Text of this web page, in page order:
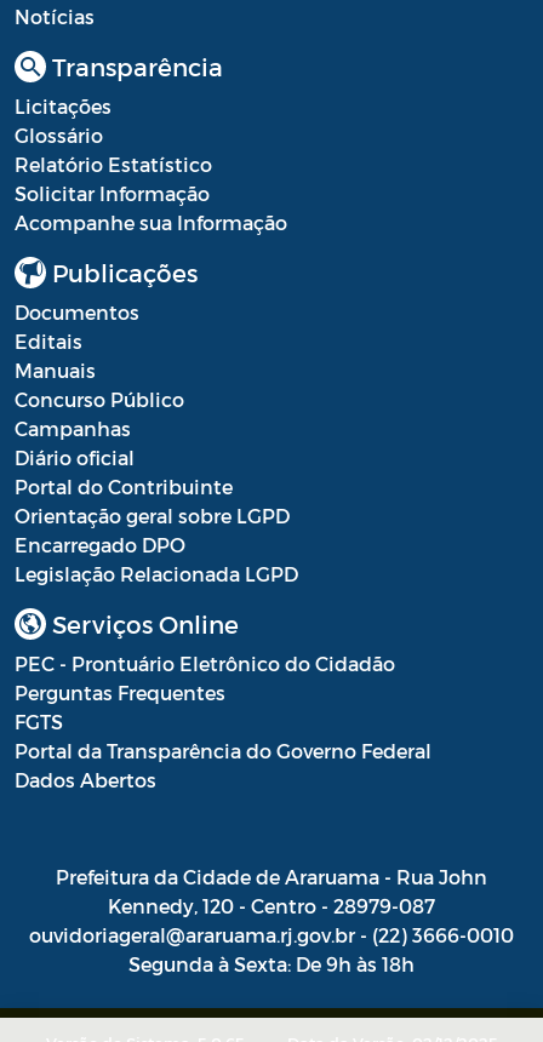
Notícias
Transparência
Licitações
Glossário
Relatório Estatístico
Solicitar Informação
Acompanhe sua Informação
Publicações
Documentos
Editais
Manuais
Concurso Público
Campanhas
Diário oficial
Portal do Contribuinte
Orientação geral sobre LGPD
Encarregado DPO
Legislação Relacionada LGPD
Serviços Online
PEC - Prontuário Eletrônico do Cidadão
Perguntas Frequentes
FGTS
Portal da Transparência do Governo Federal
Dados Abertos
Prefeitura da Cidade de Araruama - Rua John
Kennedy, 120 - Centro - 28979-087
ouvidoriageral@araruama.rj.gov.br - (22) 3666-0010
Segunda à Sexta: De 9h às 18h